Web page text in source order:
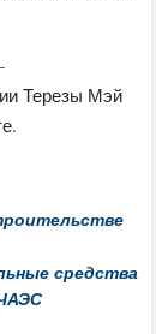
Терезы Мэй
средства